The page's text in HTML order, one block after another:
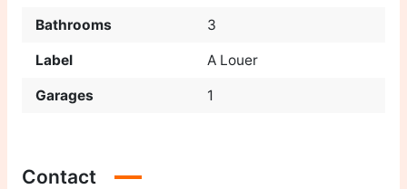
Bathrooms 3
Label A Louer
Garages 1
Contact